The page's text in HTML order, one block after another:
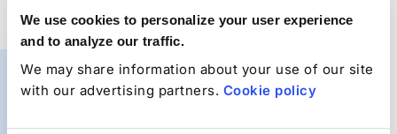
We use cookies to personalize your user experience
and to analyze our traffic.
We may share information about your use of our site
with our advertising partners. Cookie policy